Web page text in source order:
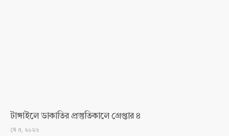
টাঙ্গাইলে ডাকাতির প্রস্তুতিকালে গ্রেপ্তার ৪
মে ৫, ২০২৬